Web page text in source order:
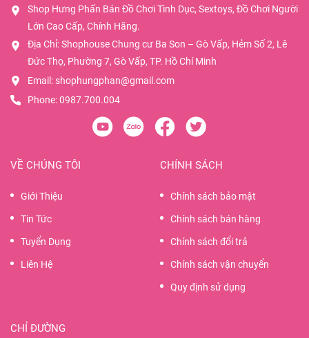
Shop Hưng Phấn Bán Đồ Chơi Tình Dục, Sextoys, Đồ Chơi Người
Lớn Cao Cấp, Chính Hãng.
Địa Chỉ: Shophouse Chung cư Ba Son – Gò Vấp, Hẻm Số 2, Lê
Đức Thọ, Phường 7, Gò Vấp, TP. Hồ Chí Minh
Email: shophungphan@gmail.com
Phone:0987.700.004
VỀ CHÚNG TÔI
Giới Thiệu
Tin Tức
Tuyển Dụng
Liên Hệ
CHÍNH SÁCH
Chính sách bảo mật
Chính sách bán hàng
Chính sách đổi trả
Chính sách vận chuyển
Quy định sử dụng
CHỈ ĐƯỜNG